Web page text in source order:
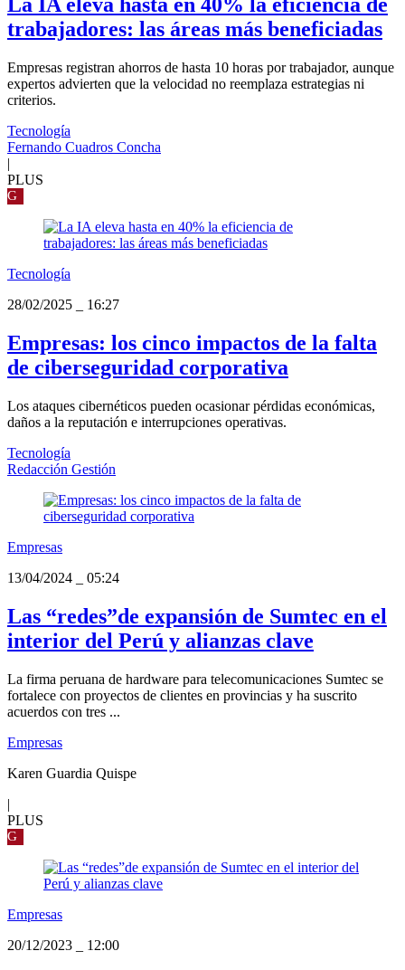
La IA eleva hasta en 40% la eficiencia de
trabajadores: las áreas más beneficiadas
Empresas registran ahorros de hasta 10 horas por trabajador, aunque
expertos advierten que la velocidad no reemplaza estrategias ni
criterios.
Tecnología
Fernando Cuadros Concha
|
PLUS
G
Tecnología
28/02/2025
16:27
Empresas: los cinco impactos de la falta
de ciberseguridad corporativa
Los ataques cibernéticos pueden ocasionar pérdidas económicas,
daños a la reputación e interrupciones operativas.
Tecnología
Redacción Gestión
Empresas
13/04/2024
05:24
Las “redes”de expansión de Sumtec en el
interior del Perú y alianzas clave
La firma peruana de hardware para telecomunicaciones Sumtec se
fortalece con proyectos de clientes en provincias y ha suscrito
acuerdos con tres ...
Empresas
Karen Guardia Quispe
|
PLUS
G
Empresas
20/12/2023
12:00